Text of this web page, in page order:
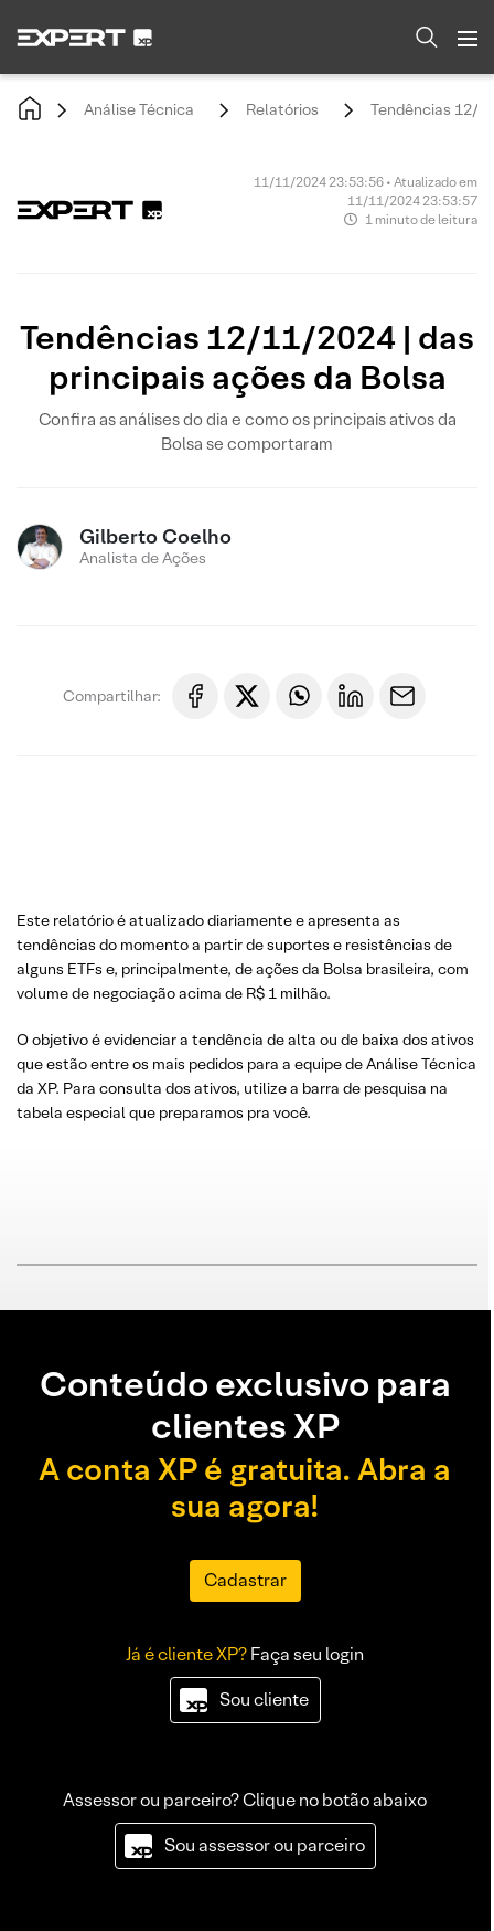
Análise Técnica Relatórios Tendências 12/
11/11/2024 23:53:56 • Atualizado em
11/11/2024 23:53:57
1 minuto de leitura
Tendências 12/11/2024 | das
principais ações da Bolsa
Confira as análises do dia e como os principais ativos da
Bolsa se comportaram
Gilberto Coelho
Analista de Ações
Compartilhar:
Este relatório é atualizado diariamente e apresenta as
tendências do momento a partir de suportes e resistências de
alguns ETFs e, principalmente, de ações da Bolsa brasileira, com
volume de negociação acima de R$ 1 milhão.
O objetivo é evidenciar a tendência de alta ou de baixa dos ativos
que estão entre os mais pedidos para a equipe de Análise Técnica
da XP. Para consulta dos ativos, utilize a barra de pesquisa na
tabela especial que preparamos pra você.
Conteúdo exclusivo para
clientes XP
A conta XP é gratuita. Abra a
sua agora!
Cadastrar
Já é cliente XP?Faça seu login
Sou cliente
Assessor ou parceiro? Clique no botão abaixo
Sou assessor ou parceiro